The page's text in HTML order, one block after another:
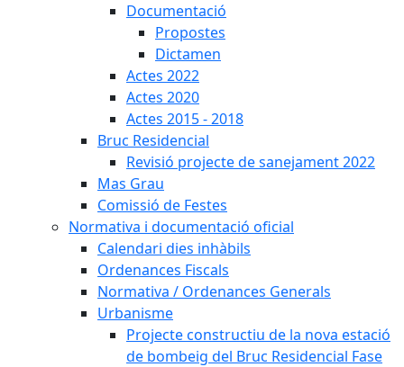
Documentació
Propostes
Dictamen
Actes 2022
Actes 2020
Actes 2015 - 2018
Bruc Residencial
Revisió projecte de sanejament 2022
Mas Grau
Comissió de Festes
Normativa i documentació oficial
Calendari dies inhàbils
Ordenances Fiscals
Normativa / Ordenances Generals
Urbanisme
Projecte constructiu de la nova estació
de bombeig del Bruc Residencial Fase